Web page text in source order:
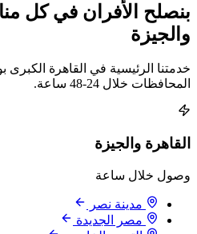
بنصلح الأفران في كل
والجيزة
خدمتنا الرئيسية في القاهرة
المحافظات خلال 24-48 ساعة.
القاهرة والجيزة
وصول خلال ساعة
مدينة نصر
مصر الجديدة